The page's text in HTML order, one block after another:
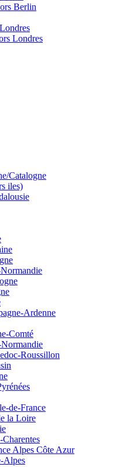
Berlin
Londres
Catalogne
iles)
Ardenne
Comté
Roussillon
de-France
la Loire
Alpes Côte Azur
Alpes